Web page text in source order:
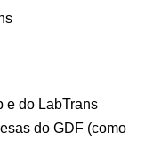
e do LabTrans
do GDF (como